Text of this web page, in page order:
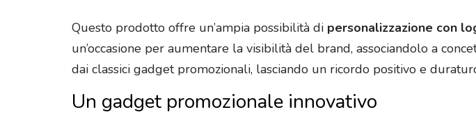
Questo prodotto offre un’ampia possibilità di personalizzazione con
un’occasione per aumentare la visibilità del brand, associandolo a
dai classici gadget promozionali, lasciando un ricordo positivo e
Un gadget promozionale innovativo